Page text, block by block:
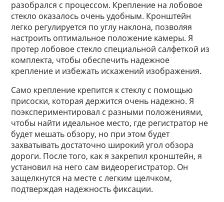
разобрался с процессом. Крепление на лобовое
стекло оказалось очень удобным. Кронштейн
легко регулируется по углу наклона, позволяя
настроить оптимальное положение камеры. Я
протер лобовое стекло специальной салфеткой из
комплекта, чтобы обеспечить надежное
крепление и избежать искажений изображения.
Само крепление крепится к стеклу с помощью
присоски, которая держится очень надежно. Я
поэкспериментировал с разными положениями,
чтобы найти идеальное место, где регистратор не
будет мешать обзору, но при этом будет
захватывать достаточно широкий угол обзора
дороги. После того, как я закрепил кронштейн, я
установил на него сам видеорегистратор. Он
защелкнутся на месте с легким щелчком,
подтверждая надежность фиксации.